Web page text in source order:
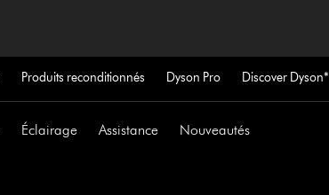
Produits reconditionnés Dyson Pro Discover Dyson*
Éclairage Assistance Nouveautés